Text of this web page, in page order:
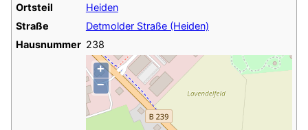
Ortsteil
Heiden
Straße
Detmolder Straße (Heiden)
Hausnummer 238
+
−